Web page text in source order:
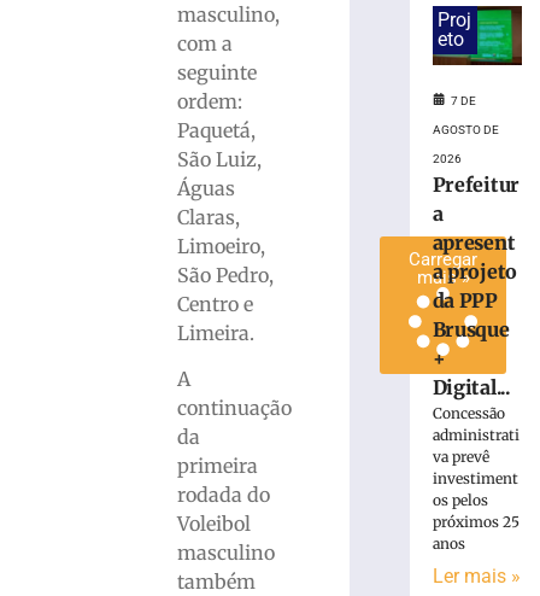
masculino,
com a
seguinte
ordem:
Paquetá,
São Luiz,
Águas
Claras,
Limoeiro,
São Pedro,
Centro e
Limeira.
A
continuação
da
primeira
rodada do
Voleibol
masculino
também
Maranhão
Carregar
mais »
Proj
eto
7 DE
AGOSTO DE
2026
Prefeitur
a
apresent
a projeto
da PPP
Brusque
+
Digital...
Concessão
administrati
va prevê
investiment
os pelos
próximos 25
anos
Ler mais »